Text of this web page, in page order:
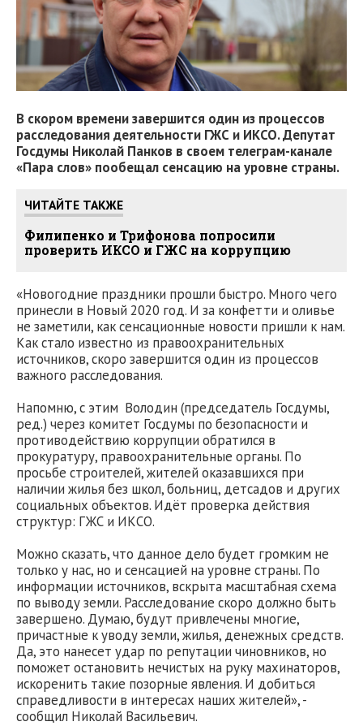
В скором времени завершится один из процессов
расследования деятельности ГЖС и ИКСО. Депутат
Госдумы Николай Панков в своем телеграм-канале
«Пара слов» пообещал сенсацию на уровне страны.
ЧИТАЙТЕ ТАКЖЕ
Филипенко и Трифонова попросили
проверить ИКСО и ГЖС на коррупцию
«Новогодние праздники прошли быстро. Много чего
принесли в Новый 2020 год. И за конфетти и оливье
не заметили, как сенсационные новости пришли к нам.
Как стало известно из правоохранительных
источников, скоро завершится один из процессов
важного расследования.
Напомню, с этим Володин (председатель Госдумы,
ред.) через комитет Госдумы по безопасности и
противодействию коррупции обратился в
прокуратуру, правоохранительные органы. По
просьбе строителей, жителей оказавшихся при
наличии жилья без школ, больниц, детсадов и других
социальных объектов. Идёт проверка действия
структур: ГЖС и ИКСО.
Можно сказать, что данное дело будет громким не
только у нас, но и сенсацией на уровне страны. По
информации источников, вскрыта масштабная схема
по выводу земли. Расследование скоро должно быть
завершено. Думаю, будут привлечены многие,
причастные к уводу земли, жилья, денежных средств.
Да, это нанесет удар по репутации чиновников, но
поможет остановить нечистых на руку махинаторов,
искоренить такие позорные явления. И добиться
справедливости в интересах наших жителей», -
сообщил Николай Васильевич.